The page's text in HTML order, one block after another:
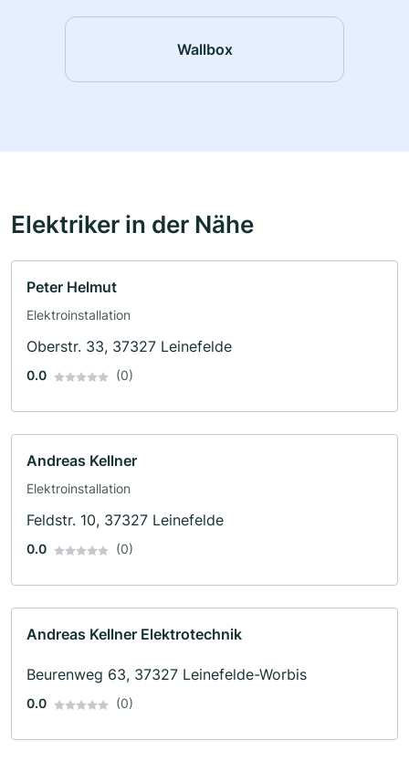
Wallbox
Elektriker in der Nähe
Peter Helmut
Elektroinstallation
Oberstr. 33, 37327 Leinefelde
0.0 (0)
Andreas Kellner
Elektroinstallation
Feldstr. 10, 37327 Leinefelde
0.0 (0)
Andreas Kellner Elektrotechnik
Beurenweg 63, 37327 Leinefelde-Worbis
0.0 (0)